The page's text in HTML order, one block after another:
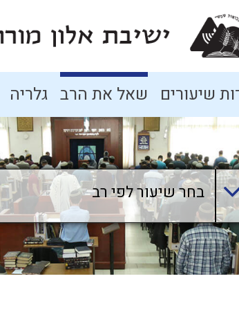
שיעורים שאל את הרב גלריה
בחר שיעור לפי רב